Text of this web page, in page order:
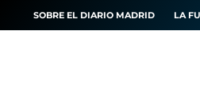
SOBRE EL DIARIO MADRID LA